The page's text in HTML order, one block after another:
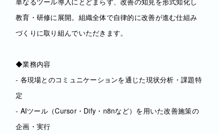
教育・研修に展開。組織全体で自律的に改善が進む仕組み
づくりに取り組んでいただきます。
◆業務内容
- 各現場とのコミュニケーションを通じた現状分析・課題特
定
- AIツール（Cursor・Dify・n8nなど）を用いた改善施策の
企画・実行